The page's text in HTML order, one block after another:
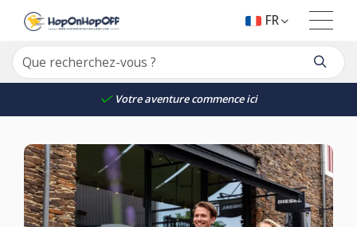
Votre aventure commence ici
FR